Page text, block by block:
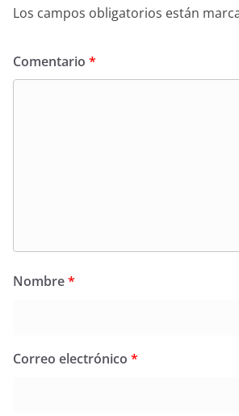
Los campos obligatorios están
Comentario *
Nombre*
Correo electrónico *